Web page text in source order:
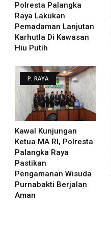
Polresta Palangka
Raya Lakukan
Pemadaman Lanjutan
Karhutla Di Kawasan
Hiu Putih
P. RAYA
Kawal Kunjungan
Ketua MA RI, Polresta
Palangka Raya
Pastikan
Pengamanan Wisuda
Purnabakti Berjalan
Aman